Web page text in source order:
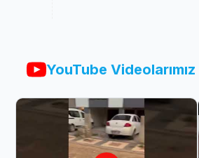
YouTube Videolarımız